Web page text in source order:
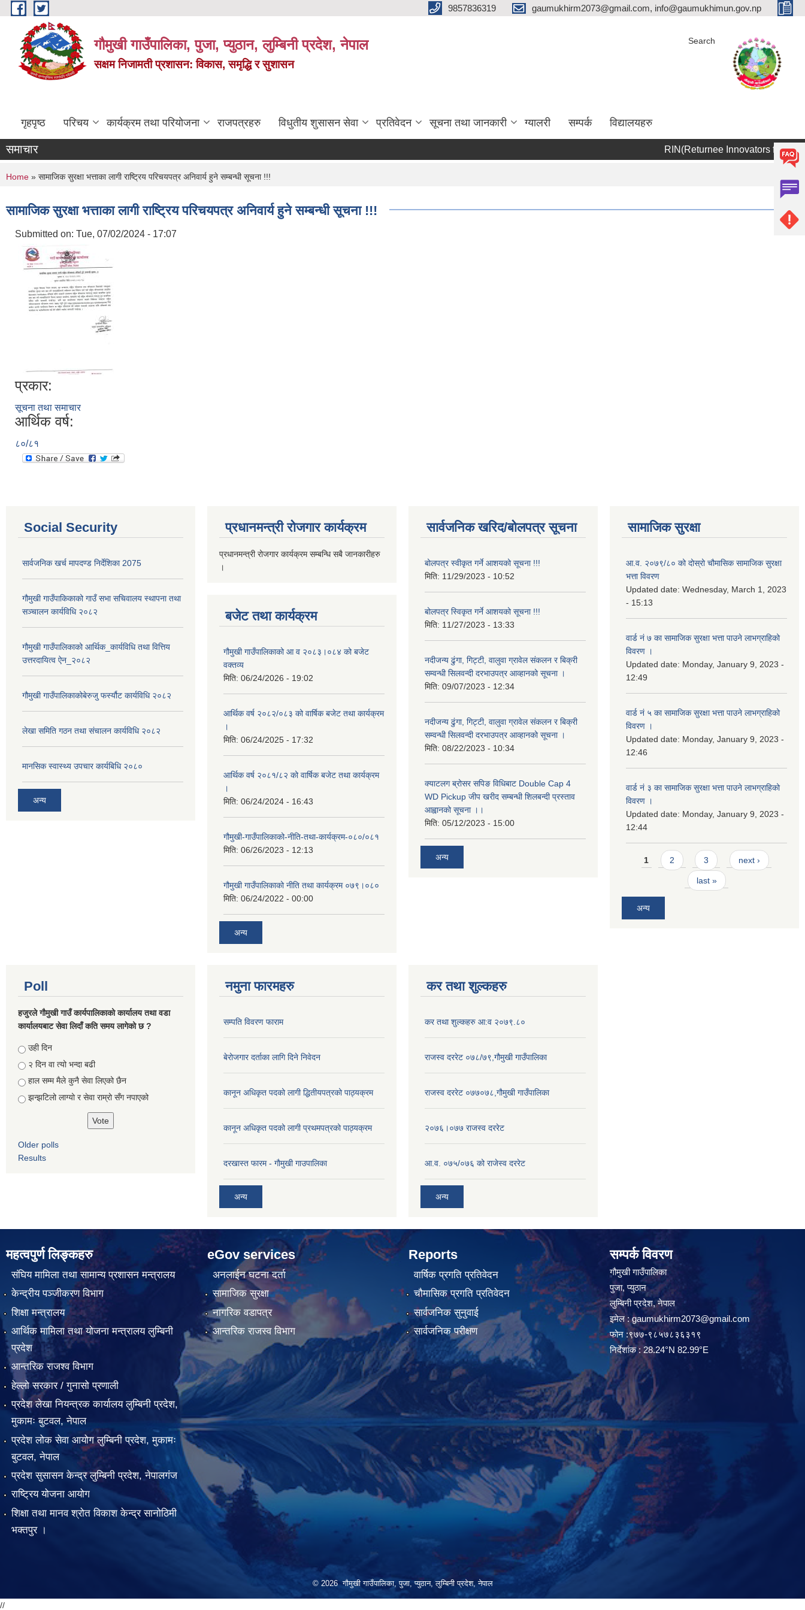
Skip to main content 9857836319 gaumukhirm2073@gmail.com, info@gaumukhimun.gov.np
गौमुखी गाउँपालिका, पुजा, प्युठान, लुम्बिनी प्रदेश, नेपाल
सक्षम निजामती प्रशासन: विकास, समृद्धि र सुशासन
Search
गृहपृष्ठ परिचय कार्यक्रम तथा परियोजना राजपत्रहरु विधुतीय शुसासन सेवा प्रतिवेदन सूचना तथा जानकारी ग्यालरी सम्पर्क विद्यालयहरु
समाचार
You are here
Home » सामाजिक सुरक्षा भत्ताका लागी राष्ट्रिय परिचयपत्र अनिवार्य हुने सम्बन्धी सूचना !!!
सामाजिक सुरक्षा भत्ताका लागी राष्ट्रिय परिचयपत्र अनिवार्य हुने सम्बन्धी सूचना !!!
Submitted on: Tue, 07/02/2024 - 17:07
प्रकार:
सूचना तथा समाचार
आर्थिक वर्ष:
८०/८१
Social Security
सार्वजनिक खर्च मापदण्ड निर्देशिका 2075
गौमुखी गाउँपाकिकाको गाउँ सभा सचिवालय स्थापना तथा
सञ्चालन कार्यविधि २०८२
गौमुखी गाउँपालिकाको आर्थिक_कार्यविधि तथा वित्तिय
उत्तरदायित्व ऐन_२०८२
गौमुखी गाउँपालिकाकोबेरुजु फर्स्यौट कार्यविधि २०८२
लेखा समिति गठन तथा संचालन कार्यविधि २०८२
मानसिक स्वास्थ्य उपचार कार्यबिधि २०८०
अन्य
प्रधानमन्त्री रोजगार कार्यक्रम
प्रधानमन्त्री रोजगार कार्यक्रम सम्बन्धि सबै जानकारीहरु
।
बजेट तथा कार्यक्रम
गौमुखी गाउँपालिकाको आ व २०८३।०८४ को बजेट
वक्तव्य
मिति: 06/24/2026 - 19:02
आर्थिक वर्ष २०८२/०८३ को वार्षिक बजेट तथा कार्यक्रम
।
मिति: 06/24/2025 - 17:32
आर्थिक वर्ष २०८१/८२ को वार्षिक बजेट तथा कार्यक्रम
।
मिति: 06/24/2024 - 16:43
गौमुखी-गाउँपालिकाको-नीति-तथा-कार्यक्रम-०८०/०८१
मिति: 06/26/2023 - 12:13
गौमुखी गाउँपालिकाको नीति तथा कार्यक्रम ०७९।०८०
मिति: 06/24/2022 - 00:00
अन्य
सार्वजनिक खरिद/बोलपत्र सूचना
बोलपत्र स्वीकृत गर्ने आशयको सूचना !!!
मिति: 11/29/2023 - 10:52
बोलपत्र स्विकृत गर्ने आशयको सूचना !!!
मिति: 11/27/2023 - 13:33
नदीजन्य ढुंगा, गिट्टी, वालुवा ग्रावेल संकलन र बिक्री
सम्वन्धी सिलवन्दी दरभाउपत्र आव्हानको सूचना ।
मिति: 09/07/2023 - 12:34
नदीजन्य ढुंगा, गिट्टी, वालुवा ग्रावेल संकलन र बिक्री
सम्वन्धी सिलवन्दी दरभाउपत्र आव्हानको सूचना ।
मिति: 08/22/2023 - 10:34
क्याटलग ब्रोसर सपिङ विधिबाट Double Cap 4
WD Pickup जीप खरीद सम्बन्धी शिलबन्दी प्रस्ताव
आह्वानको सूचना ।।
मिति: 05/12/2023 - 15:00
अन्य
सामाजिक सुरक्षा
आ.व. २०७९/८० को दोस्रो चौमासिक सामाजिक सुरक्षा
भत्ता विवरण
Updated date: Wednesday, March 1, 2023
- 15:13
वार्ड नं ७ का सामाजिक सुरक्षा भत्ता पाउने लाभग्राहिको
विवरण ।
Updated date: Monday, January 9, 2023 -
12:49
वार्ड नं ५ का सामाजिक सुरक्षा भत्ता पाउने लाभग्राहिको
विवरण ।
Updated date: Monday, January 9, 2023 -
12:46
वार्ड नं ३ का सामाजिक सुरक्षा भत्ता पाउने लाभग्राहिको
विवरण ।
Updated date: Monday, January 9, 2023 -
12:44
Pages
1 2 3 next ›
last »
अन्य
Poll
हजुरले गौमुखी गाउँ कार्यपालिकाको कार्यालय तथा वडा
कार्यालयबाट सेवा लिदाँ कति समय लागेको छ ?
Choices
उही दिन
२ दिन वा त्यो भन्दा बढी
हाल सम्म मैले कुनै सेवा लिएको छैन
झन्झटिलो लाग्यो र सेवा राम्रो सँग नपाएको
Older polls
Results
नमुना फारमहरु
सम्पति विवरण फाराम
बेरोजगार दर्ताका लागि दिने निवेदन
कानून अधिकृत पदको लागी द्धितीयपत्रको पाठ्यक्रम
कानून अधिकृत पदको लागी प्रथमपत्रको पाठ्यक्रम
दरखास्त फारम - गाैमुखी गाउपालिका
अन्य
कर तथा शुल्कहरु
कर तथा शुल्कहरु आ:व २०७९.८०
राजस्व दररेट ०७८/७९,गौमुखी गाउँपालिका
राजस्व दररेट ०७७०७८,गौमुखी गाउँपालिका
२०७६।०७७ राजस्व दररेट
आ.व. ०७५/०७६ को राजेस्व दररेट
अन्य
महत्वपुर्ण लिङ्कहरु
संघिय मामिला तथा सामान्य प्रशासन मन्त्रालय
केन्द्रीय पञ्जीकरण विभाग
शिक्षा मन्त्रालय
आर्थिक मामिला तथा योजना मन्त्रालय लुम्बिनी
प्रदेश
आन्तरिक राजश्व विभाग
हेल्लो सरकार / गुनासो प्रणाली
प्रदेश लेखा नियन्त्रक कार्यालय लुम्बिनी प्रदेश,
मुकामः बुटवल, नेपाल
प्रदेश लोक सेवा आयोग लुम्बिनी प्रदेश, मुकामः
बुटवल, नेपाल
प्रदेश सुसासन केन्द्र लुम्बिनी प्रदेश, नेपालगंज
राष्ट्रिय योजना आयोग
शिक्षा तथा मानव श्रोत विकाश केन्द्र सानोठिमी
भक्तपुर ।
eGov services
अनलाईन घटना दर्ता
सामाजिक सुरक्षा
नागरिक वडापत्र
आन्तरिक राजस्व विभाग
Reports
वार्षिक प्रगति प्रतिवेदन
चौमासिक प्रगति प्रतिवेदन
सार्वजनिक सुनुवाई
सार्वजनिक परीक्षण
सम्पर्क विवरण
गौमुखी गाउँपालिका
पुजा, प्युठान
लुम्बिनी प्रदेश, नेपाल
इमेल :gaumukhirm2073@gmail.com
फोन :९७७-९८५७८३६३१९
निर्देशांक : 28.24°N 82.99°E
© 2026 गौमुखी गाउँपालिका, पुजा, प्युठान, लुम्बिनी प्रदेश, नेपाल
//